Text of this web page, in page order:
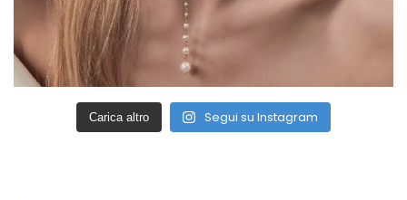
Carica altro Segui su Instagram